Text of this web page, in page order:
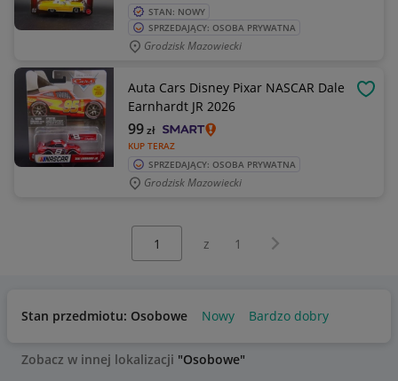
STAN: NOWY
SPRZEDAJĄCY: OSOBA PRYWATNA
Grodzisk Mazowiecki
Auta Cars Disney Pixar NASCAR Dale
Earnhardt JR 2026
KUP TERAZ
99zł
SPRZEDAJĄCY: OSOBA PRYWATNA
Grodzisk Mazowiecki
z 1 Następna strona
Stan przedmiotu: Osobowe Nowy Bardzo dobry
Zobacz w innej lokalizacji "Osobowe"